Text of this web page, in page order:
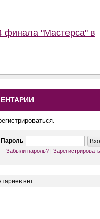
"Мастерса" в
Пароль
Забыли пароль? |
нет